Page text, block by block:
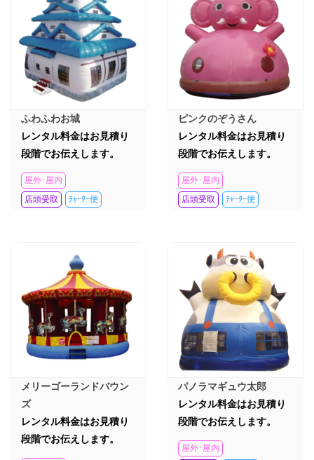
ふわふわお城
レンタル料金はお見積り
段階でお伝えします。
屋外･屋内
店頭受取
ﾁｬｰﾀｰ便
ピンクのぞうさん
レンタル料金はお見積り
段階でお伝えします。
屋外･屋内
店頭受取
ﾁｬｰﾀｰ便
メリーゴーランドバウン
ズ
レンタル料金はお見積り
段階でお伝えします。
パノラマギュウ太郎
レンタル料金はお見積り
段階でお伝えします。
屋外･屋内